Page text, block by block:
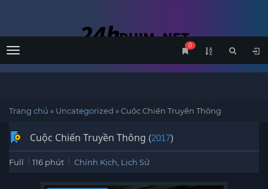
Menu
0
Trang chủ » Uncategorized »Cuộc Chiến Truyền Thông
Cuộc Chiến Truyền Thông (2017)
Full 116 phút Chính Kịch Lịch Sử